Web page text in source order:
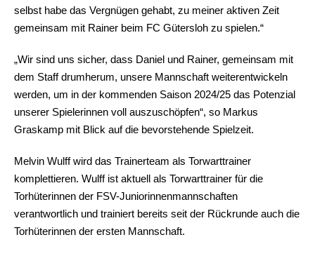
selbst habe das Vergnügen gehabt, zu meiner aktiven Zeit
gemeinsam mit Rainer beim FC Gütersloh zu spielen.“
„Wir sind uns sicher, dass Daniel und Rainer, gemeinsam mit
dem Staff drumherum, unsere Mannschaft weiterentwickeln
werden, um in der kommenden Saison 2024/25 das Potenzial
unserer Spielerinnen voll auszuschöpfen“, so Markus
Graskamp mit Blick auf die bevorstehende Spielzeit.
Melvin Wulff wird das Trainerteam als Torwarttrainer
komplettieren. Wulff ist aktuell als Torwarttrainer für die
Torhüterinnen der FSV-Juniorinnenmannschaften
verantwortlich und trainiert bereits seit der Rückrunde auch die
Torhüterinnen der ersten Mannschaft.